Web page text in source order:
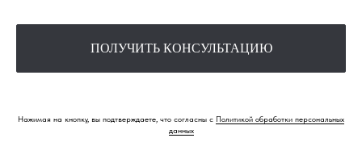
ПОЛУЧИТЬ КОНСУЛЬТАЦИЮ
Нажимая на кнопку, вы подтверждаете, что согласны с Политикой обработки персональных
данных